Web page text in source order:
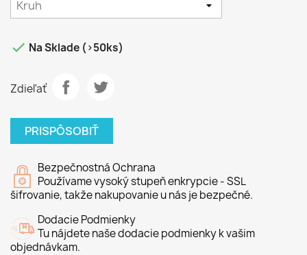
 Na Sklade (>50ks)
Zdieľať
PRISPÔSOBIŤ
Bezpečnostná Ochrana
Používame vysoký stupeň enkrypcie - SSL
šifrovanie, takže nakupovanie u nás je bezpečné.
Dodacie Podmienky
Tu nájdete naše dodacie podmienky k vašim
objednávkam.